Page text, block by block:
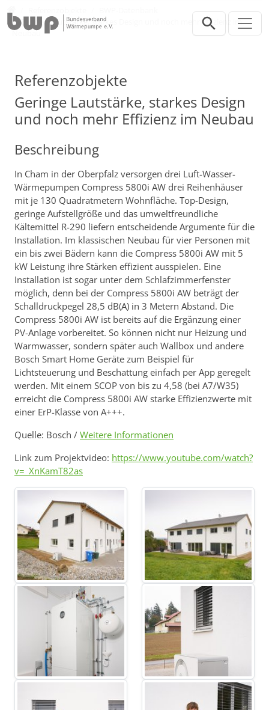
Geringe Lautstärke, starkes Design und noch mehr Effizienz im
Neubau
Referenzobjekte
Geringe Lautstärke, starkes Design
und noch mehr Effizienz im Neubau
Beschreibung
In Cham in der Oberpfalz versorgen drei Luft-Wasser-
Wärmepumpen Compress 5800i AW drei Reihenhäuser
mit je 130 Quadratmetern Wohnfläche. Top-Design,
geringe Aufstellgröße und das umweltfreundliche
Kältemittel R-290 liefern entscheidende Argumente für die
Installation. Im klassischen Neubau für vier Personen mit
ein bis zwei Bädern kann die Compress 5800i AW mit 5
kW Leistung ihre Stärken effizient ausspielen. Eine
Installation ist sogar unter dem Schlafzimmerfenster
möglich, denn bei der Compress 5800i AW beträgt der
Schalldruckpegel 28,5 dB(A) in 3 Metern Abstand. Die
Compress 5800i AW ist bereits auf die Ergänzung einer
PV-Anlage vorbereitet. So können nicht nur Heizung und
Warmwasser, sondern später auch Wallbox und andere
Bosch Smart Home Geräte zum Beispiel für
Lichtsteuerung und Beschattung einfach per App geregelt
werden. Mit einem SCOP von bis zu 4,58 (bei A7/W35)
erreicht die Compress 5800i AW starke Effizienzwerte mit
einer ErP-Klasse von A+++.
Quelle: Bosch / Weitere Informationen
Link zum Projektvideo: https://www.youtube.com/watch?
v=_XnKamT82as